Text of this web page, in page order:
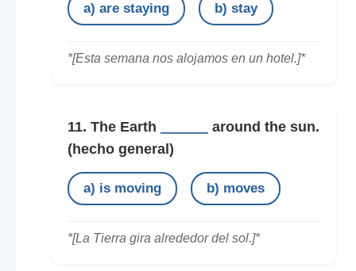
a) are staying b) stay
*[Esta semana nos alojamos en un hotel.]*
11. The Earth
around the sun.
(hecho general)
a) is moving b) moves
*[La Tierra gira alrededor del sol.]*